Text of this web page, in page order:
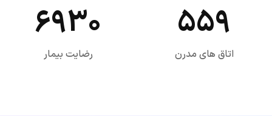
559
اتاق های مدرن
6930
رضایت بیمار